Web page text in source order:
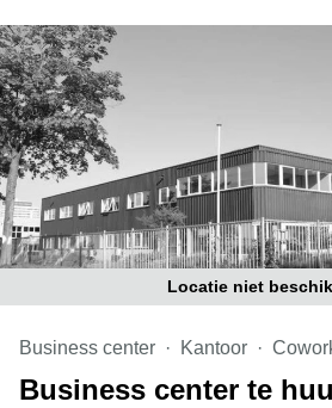
Tilburg
Zwolle
Amsterdam
Westpoort
Business
center
Hilversum
Business
center
Den
Haag
Coworking
space
Breda
Coworking
in Arnhem
Locatie niet
Business center Kantoor
Business center te